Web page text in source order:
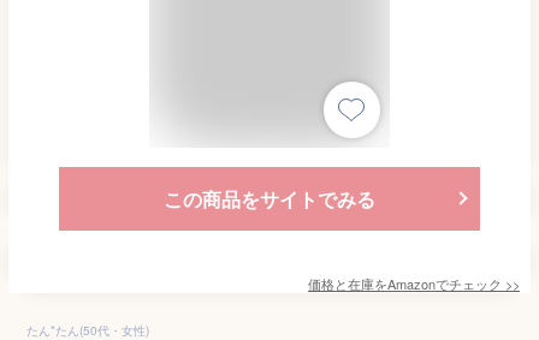
この商品をサイトでみる
価格と在庫をAmazonでチェック >>
たん*たん(50代・女性)